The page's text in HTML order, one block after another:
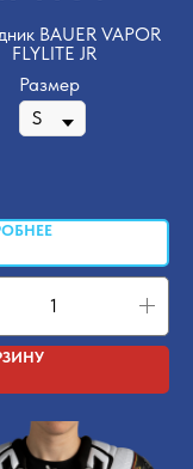
BAUER VAPOR
FLYLITE JR
Размер